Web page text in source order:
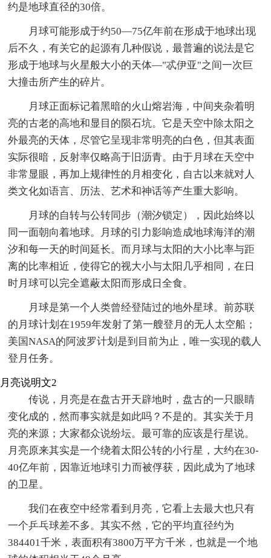
约是地球直径的30倍。
月球可能形成于约50—75亿年前在形成于地球出现
后不久，有关它的起源有几种假说，最普遍的说法是它
形成于地球与火星般大小的天体—"忒伊亚"之间一次巨
大撞击所产生的碎片。
月球正面标记着黑暗的火山熔岩海，中间夹杂着明
亮的古老的高地和显目的陨石坑。它是天空中除太阳之
外最亮的天体，尽管它呈现非常明亮的白色，但其表面
实际很暗，反射率仅略高于旧沥青。由于月球在天空中
非常显眼，再加上规律性的月相变化，自古以来就对人
类文化如语言、历法、艺术和神话等产生重大影响。
月球的自转与公转同步（潮汐锁定），因此始终以
同一面朝向着地球。月球的引力影响造成地球海洋的潮
汐和每一天的时间延长。而月球与太阳的大小比率与距
离的比率相近，使得它的视大小与太阳几乎相同，在日
时月球可以完全遮蔽太阳而形成日全食。
月球是第一个人类曾经登陆过的地外星球。前苏联
的月球计划在1959年发射了第一艘登月的无人太空船；
美国NASA的阿波罗计划是到目前为止，唯一实现的载人
登月任务。
月亮说明文2
传说，月亮是在盘古开天辟地时，盘古的一只眼睛
变化成的，然而事实就是如此吗？不是的。其实关于月
亮的来源；大家都众说纷坛。最可靠的应该是行星说。
月亮原来其实是一个绕着太阳公转的小行星，大约在30-
40亿年前，因靠近地球引力而被俘获，因此成为了地球
的卫星。
我们在夜空中经常看到月亮，它看上去最大也只有
一个乒乓球差不多。其实不然，它的平均直径约为
384401千米，表面积有3800万平方千米，也就是一个地